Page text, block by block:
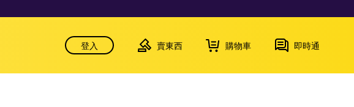
登入 賣東西 購物車 即時通